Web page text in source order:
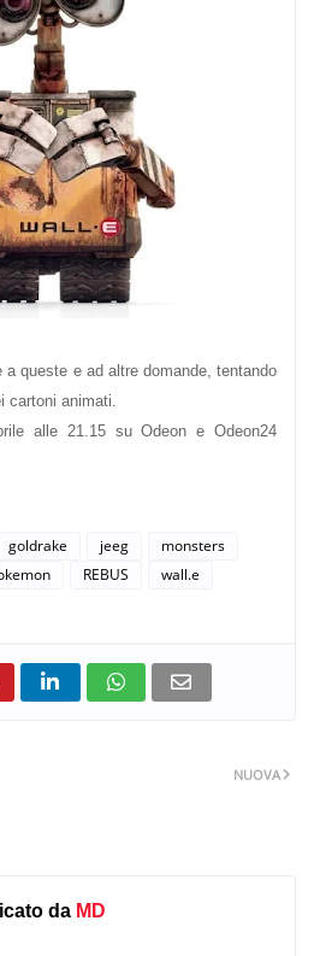
a queste e ad altre domande, tentando
cartoni animati.
alle 21.15 su Odeon e Odeon24
goldrake jeeg
monsters
REBUS
wall.e
NUOVA
da MD